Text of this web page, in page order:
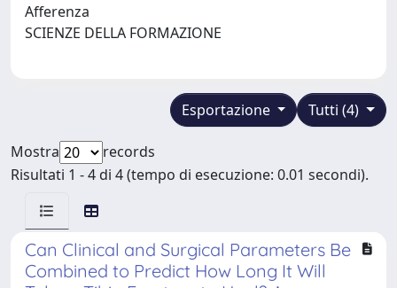
Afferenza
SCIENZE DELLA FORMAZIONE
Tutti (4)
Esportazione
Mostra
records
Risultati 1 - 4 di 4 (tempo di esecuzione: 0.01 secondi).
Can Clinical and Surgical Parameters Be
Combined to Predict How Long It Will